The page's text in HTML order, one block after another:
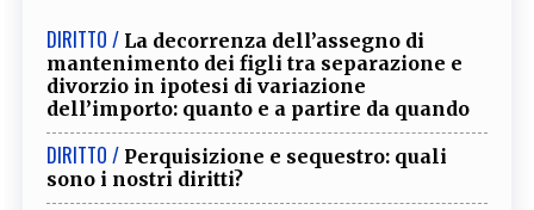
DIRITTO / La decorrenza dell’assegno di
mantenimento dei figli tra separazione e
divorzio in ipotesi di variazione
dell’importo: quanto e a partire da quando
DIRITTO / Perquisizione e sequestro: quali
sono i nostri diritti?